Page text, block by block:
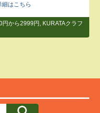
細はこちら
円から2999円 , KURATAクラフ